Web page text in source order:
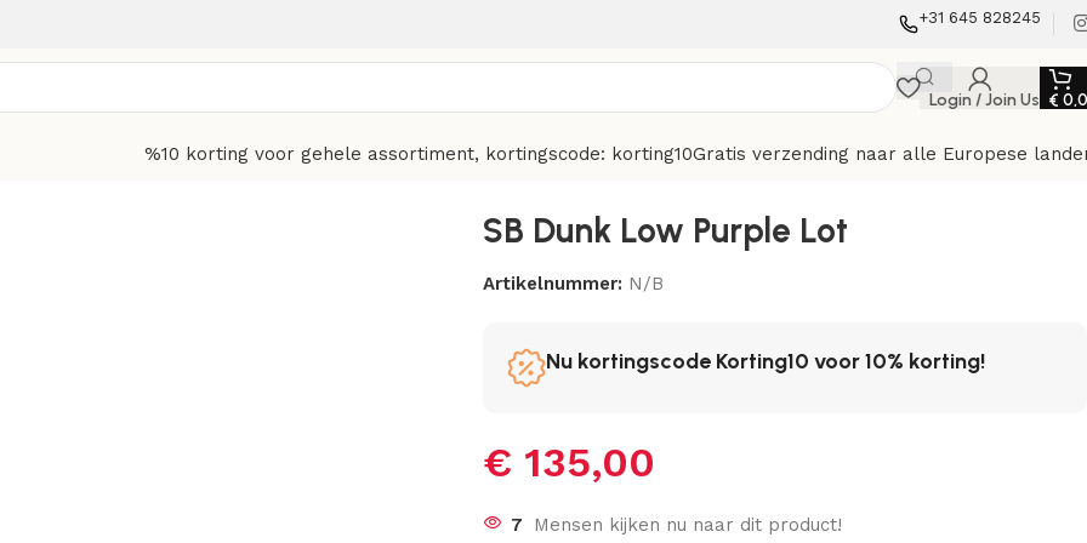
+31 645 828245
Login / Join Us €
%10 korting voor gehele assortiment, kortingscode: korting10Gratis verzending naar alle Europese
SB Dunk Low Purple Lot
Artikelnummer: N/B
Nu kortingscode Korting10 voor 10% korting!
€ 135,00
7 Mensen kijken nu naar dit product!